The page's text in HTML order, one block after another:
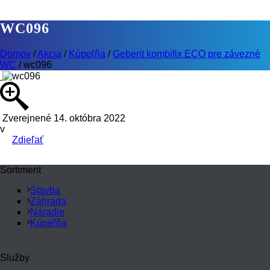
WC096
Domov /Akcia / Kúpeľňa / Geberit kombifix ECO pre závezné
WC /wc096
Zverejnené 14. októbra 2022
v
Zdieľať
Sortiment
Stavba
Záhrada
Náradie
Kúpeľňa
Služby